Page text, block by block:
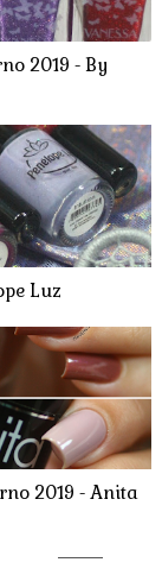
2019 - By
Luz
2019 - Anita